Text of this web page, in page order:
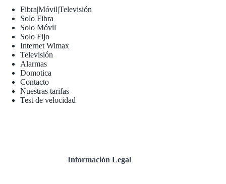
Fibra|Móvil|Televisión
Solo Fibra
Solo Móvil
Solo Fijo
Internet Wimax
Televisión
Alarmas
Domotica
Contacto
Nuestras tarifas
Test de velocidad
Información Legal